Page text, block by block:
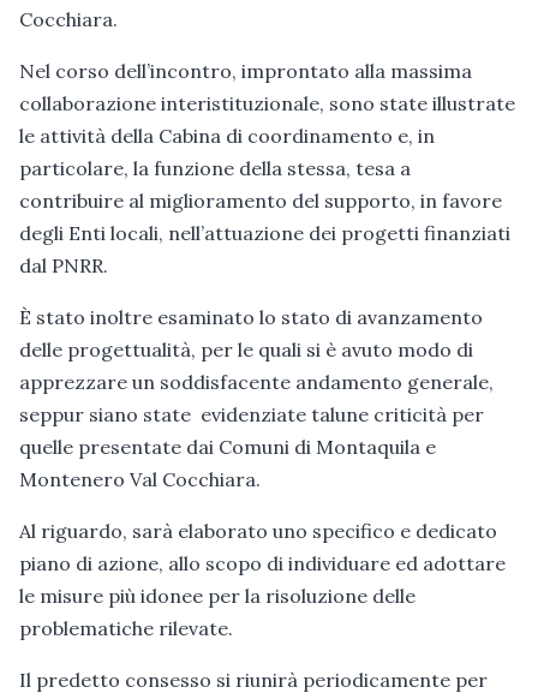
Cocchiara.
Nel corso dell’incontro, improntato alla massima
collaborazione interistituzionale, sono state illustrate
le attività della Cabina di coordinamento e, in
particolare, la funzione della stessa, tesa a
contribuire al miglioramento del supporto, in favore
degli Enti locali, nell’attuazione dei progetti finanziati
dal PNRR.
È stato inoltre esaminato lo stato di avanzamento
delle progettualità, per le quali si è avuto modo di
apprezzare un soddisfacente andamento generale,
seppur siano state evidenziate talune criticità per
quelle presentate dai Comuni di Montaquila e
Montenero Val Cocchiara.
Al riguardo, sarà elaborato uno specifico e dedicato
piano di azione, allo scopo di individuare ed adottare
le misure più idonee per la risoluzione delle
problematiche rilevate.
Il predetto consesso si riunirà periodicamente per